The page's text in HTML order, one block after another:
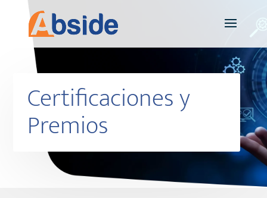
Certificaciones y
Premios